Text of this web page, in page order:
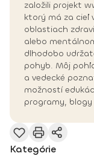
založili projekt
ktorý má za cieľ
oblastiach
alebo
dlhodobo
pohyb. Môj
a vedecké
možností
programy,
Kategórie